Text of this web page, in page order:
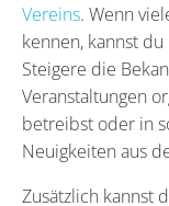
Vereins. Wenn
kennen, kannst
Steigere die
Veranstaltungen
betreibst oder in
Neuigkeiten aus
Zusätzlich kannst